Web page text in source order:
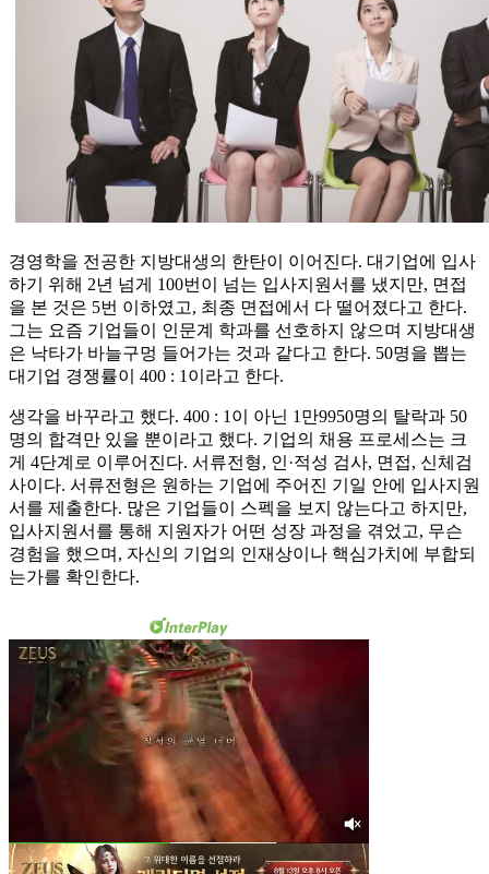
경영학을 전공한 지방대생의 한탄이 이어진다. 대기업에 입사
하기 위해 2년 넘게 100번이 넘는 입사지원서를 냈지만, 면접
을 본 것은 5번 이하였고, 최종 면접에서 다 떨어졌다고 한다.
그는 요즘 기업들이 인문계 학과를 선호하지 않으며 지방대생
은 낙타가 바늘구멍 들어가는 것과 같다고 한다. 50명을 뽑는
대기업 경쟁률이 400 : 1이라고 한다.
생각을 바꾸라고 했다. 400 : 1이 아닌 1만9950명의 탈락과 50
명의 합격만 있을 뿐이라고 했다. 기업의 채용 프로세스는 크
게 4단계로 이루어진다. 서류전형, 인·적성 검사, 면접, 신체검
사이다. 서류전형은 원하는 기업에 주어진 기일 안에 입사지원
서를 제출한다. 많은 기업들이 스펙을 보지 않는다고 하지만,
입사지원서를 통해 지원자가 어떤 성장 과정을 겪었고, 무슨
경험을 했으며, 자신의 기업의 인재상이나 핵심가치에 부합되
는가를 확인한다.